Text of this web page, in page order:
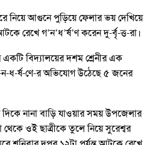
নিয়ে আগুনে পুড়িয়ে ফেলার ভয় দেখিয়ে
রেখে গ’ন’ধ’র্ষ’ণ করেন দু-র্বৃ-ত্ত-রা।
বিদ্যালয়ের দশম শ্রেনীর এক
ধ-র্ষ-ণে-র অভিযোগ উঠেছে ৫ জনের
নানা বাড়ি যাওয়ার সময় উপজেলার
ওই ছাত্রীকে তুলে নিয়ে সুরেশ্বর